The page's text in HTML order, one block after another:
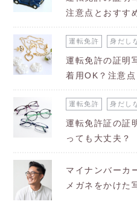
注意点とおすす
運転免許 身だし
運転免許の証明
着用OK？注意点
運転免許 身だし
運転免許証の証
っても大丈夫？
マイナンバーカ
メガネをかけた